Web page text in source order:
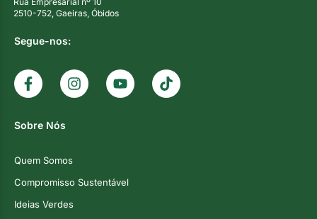
2510-752, Gaeiras, Óbidos
Segue-nos:
Sobre Nós
Quem Somos
Compromisso Sustentável
Ideias Verdes